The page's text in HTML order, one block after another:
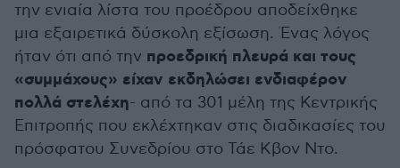
την ενιαία λίστα του προέδρου αποδείχθηκε
μια εξαιρετικά δύσκολη εξίσωση. Ένας λόγος
ήταν ότι από την προεδρική πλευρά και τους
«συμμάχους» είχαν εκδηλώσει ενδιαφέρον
πολλά στελέχη- από τα 301 μέλη της Κεντρικής
Επιτροπής που εκλέχτηκαν στις διαδικασίες του
πρόσφατου Συνεδρίου στο Τάε Κβον Ντο.